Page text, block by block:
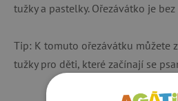
tužky a pastelky. Ořezávátko je
Tip: K tomuto ořezávátku můžete
tužky pro děti, které začínají se